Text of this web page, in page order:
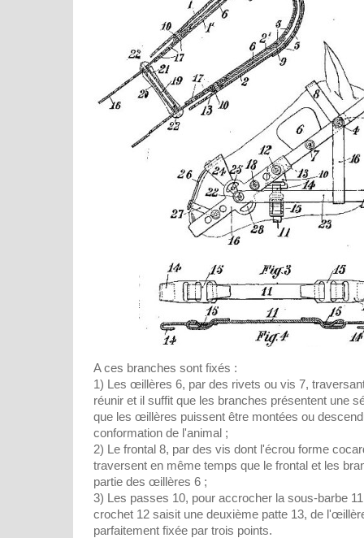
A ces branches sont fixés :
1) Les œillères 6, par des rivets ou vis 7,
réunir et il suffit que les branches présentent une
que les œillères puissent être montées ou
conformation de l'animal ;
2) Le frontal 8, par des vis dont l'écrou forme
traversent en même temps que le frontal et les
partie des œillères 6 ;
3) Les passes 10, pour accrocher la sous-barbe
crochet 12 saisit une deuxième patte 13, de
parfaitement fixée par trois points.